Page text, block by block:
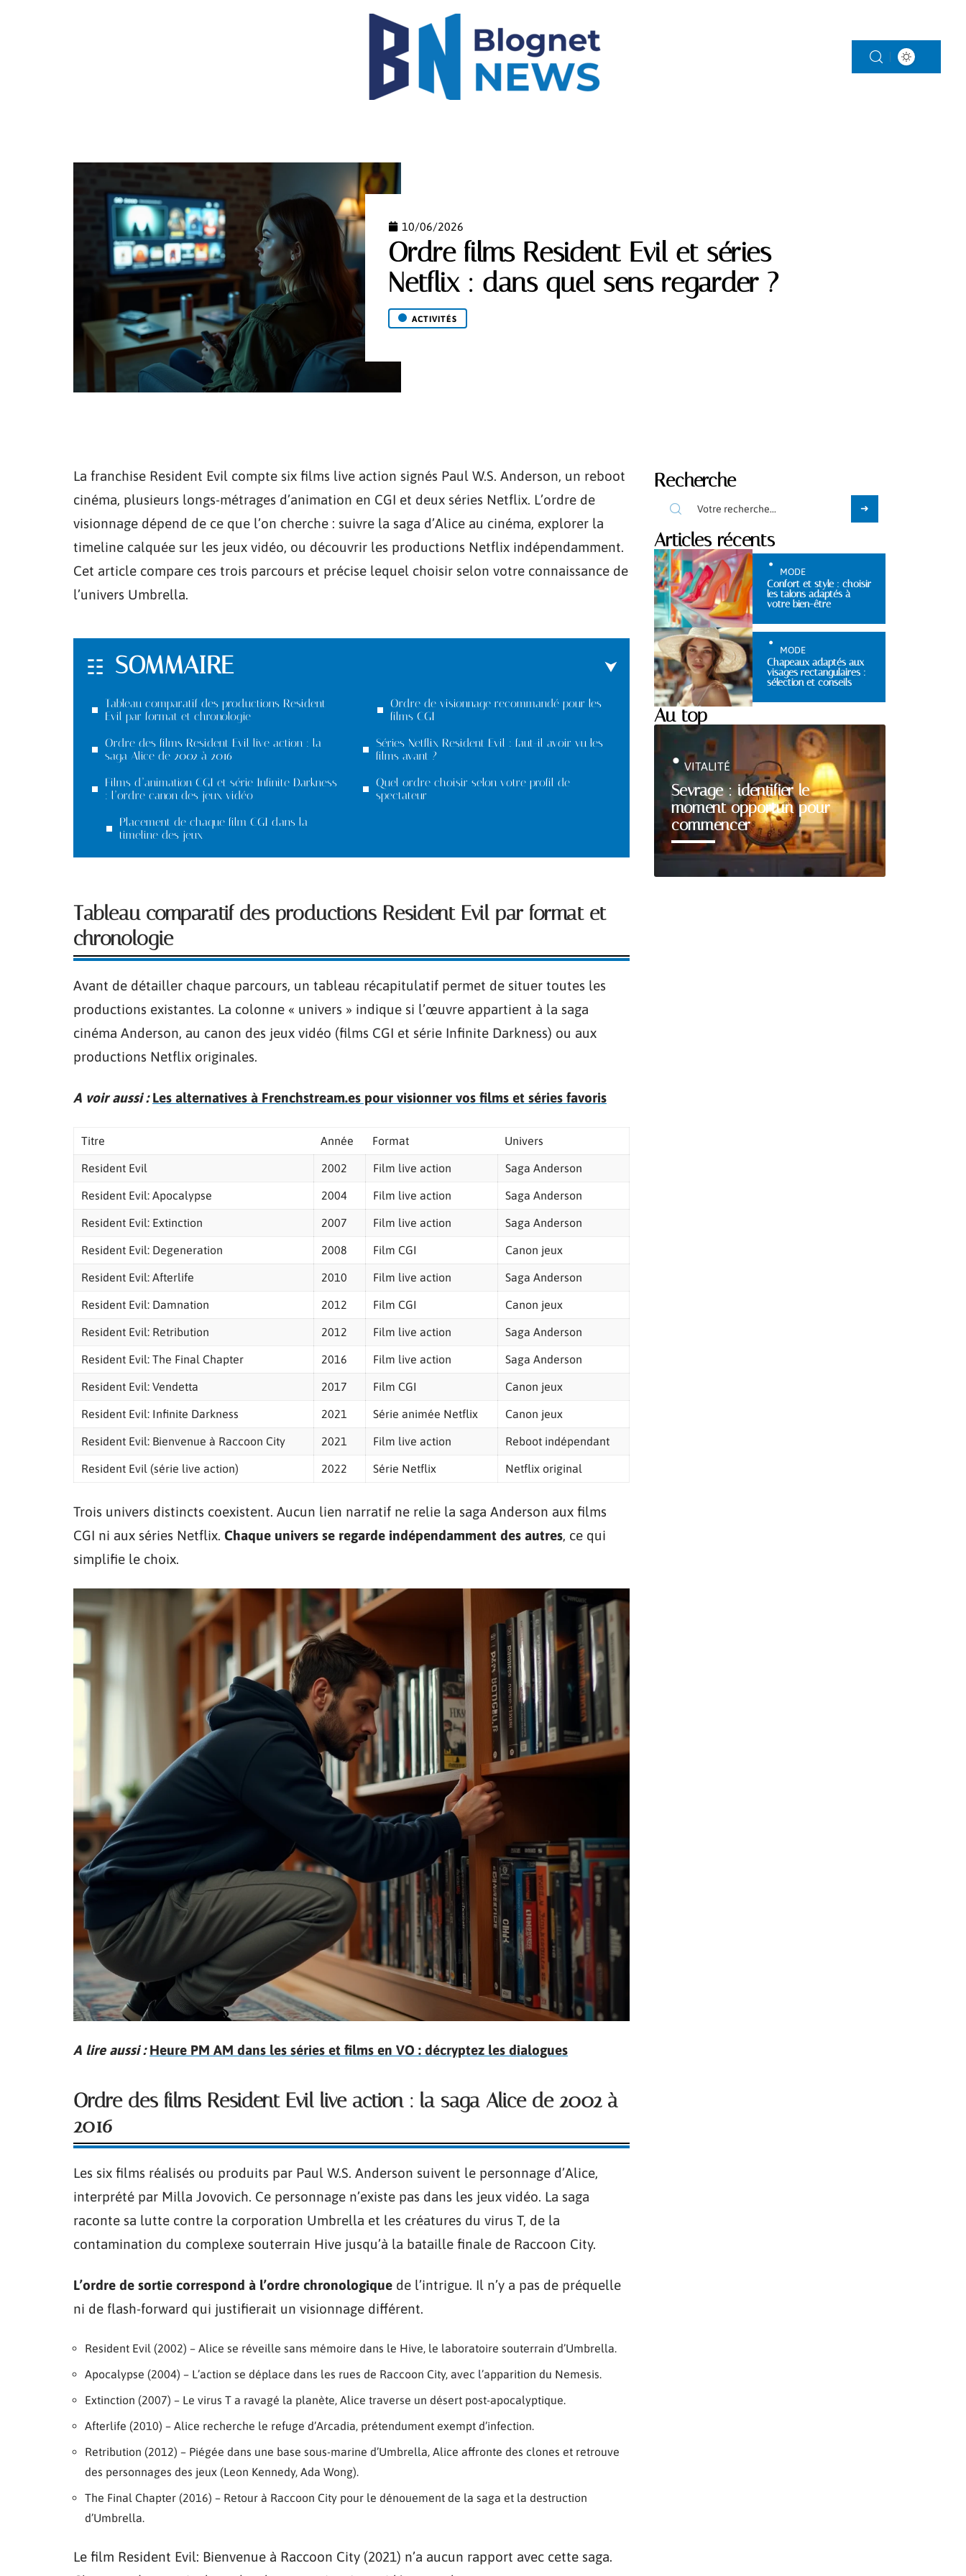
10/06/2026
Ordre films Resident Evil et séries
Netflix : dans quel sens regarder ?
ACTIVITÉS
La franchise Resident Evil compte six films live action signés Paul W.S. Anderson, un reboot
cinéma, plusieurs longs-métrages d’animation en CGI et deux séries Netflix. L’ordre de
visionnage dépend de ce que l’on cherche : suivre la saga d’Alice au cinéma, explorer la
timeline calquée sur les jeux vidéo, ou découvrir les productions Netflix indépendamment.
Cet article compare ces trois parcours et précise lequel choisir selon votre connaissance de
l’univers Umbrella.
SOMMAIRE
Tableau comparatif des productions Resident
Evil par format et chronologie
Ordre des films Resident Evil live action : la
saga Alice de 2002 à 2016
Films d’animation CGI et série Infinite Darkness
: l’ordre canon des jeux vidéo
Placement de chaque film CGI dans la
timeline des jeux
Ordre de visionnage recommandé pour les
films CGI
Séries Netflix Resident Evil : faut-il avoir vu les
films avant ?
Quel ordre choisir selon votre profil de
spectateur
Tableau comparatif des productions Resident Evil par format et
chronologie
Avant de détailler chaque parcours, un tableau récapitulatif permet de situer toutes les
productions existantes. La colonne « univers » indique si l’œuvre appartient à la saga
cinéma Anderson, au canon des jeux vidéo (films CGI et série Infinite Darkness) ou aux
productions Netflix originales.
A voir aussi : Les alternatives à Frenchstream.es pour visionner vos films et séries favoris
Titre Année Format Univers
Resident Evil 2002 Film live action Saga Anderson
Resident Evil: Apocalypse 2004 Film live action Saga Anderson
Resident Evil: Extinction 2007 Film live action Saga Anderson
Resident Evil: Degeneration 2008 Film CGI Canon jeux
Resident Evil: Afterlife 2010 Film live action Saga Anderson
Resident Evil: Damnation 2012 Film CGI Canon jeux
Resident Evil: Retribution 2012 Film live action Saga Anderson
Resident Evil: The Final Chapter 2016 Film live action Saga Anderson
Resident Evil: Vendetta 2017 Film CGI Canon jeux
Resident Evil: Infinite Darkness 2021 Série animée Netflix Canon jeux
Resident Evil: Bienvenue à Raccoon City 2021 Film live action Reboot indépendant
Resident Evil (série live action) 2022 Série Netflix Netflix original
Trois univers distincts coexistent. Aucun lien narratif ne relie la saga Anderson aux films
CGI ni aux séries Netflix. Chaque univers se regarde indépendamment des autres, ce qui
simplifie le choix.
A lire aussi : Heure PM AM dans les séries et films en VO : décryptez les dialogues
Ordre des films Resident Evil live action : la saga Alice de 2002 à
2016
Les six films réalisés ou produits par Paul W.S. Anderson suivent le personnage d’Alice,
interprété par Milla Jovovich. Ce personnage n’existe pas dans les jeux vidéo. La saga
raconte sa lutte contre la corporation Umbrella et les créatures du virus T, de la
contamination du complexe souterrain Hive jusqu’à la bataille finale de Raccoon City.
L’ordre de sortie correspond à l’ordre chronologique de l’intrigue. Il n’y a pas de préquelle
ni de flash-forward qui justifierait un visionnage différent.
Resident Evil (2002) – Alice se réveille sans mémoire dans le Hive, le laboratoire souterrain d’Umbrella.
Apocalypse (2004) – L’action se déplace dans les rues de Raccoon City, avec l’apparition du Nemesis.
Extinction (2007) – Le virus T a ravagé la planète, Alice traverse un désert post-apocalyptique.
Afterlife (2010) – Alice recherche le refuge d’Arcadia, prétendument exempt d’infection.
Retribution (2012) – Piégée dans une base sous-marine d’Umbrella, Alice affronte des clones et retrouve
des personnages des jeux (Leon Kennedy, Ada Wong).
The Final Chapter (2016) – Retour à Raccoon City pour le dénouement de la saga et la destruction
d’Umbrella.
Le film Resident Evil: Bienvenue à Raccoon City (2021) n’a aucun rapport avec cette saga.
Recherche
Articles récents
MODE
Confort et style : choisir
les talons adaptés à
votre bien-être
MODE
Chapeaux adaptés aux
visages rectangulaires :
sélection et conseils
Au top
Sevrage : identifier le
moment opportun pour
commencer
VITALITÉ